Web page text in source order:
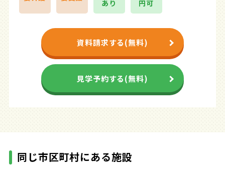
あり
円可
資料請求する(無料)
見学予約する(無料)
同じ市区町村にある施設